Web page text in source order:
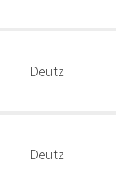
Deutz
Deutz